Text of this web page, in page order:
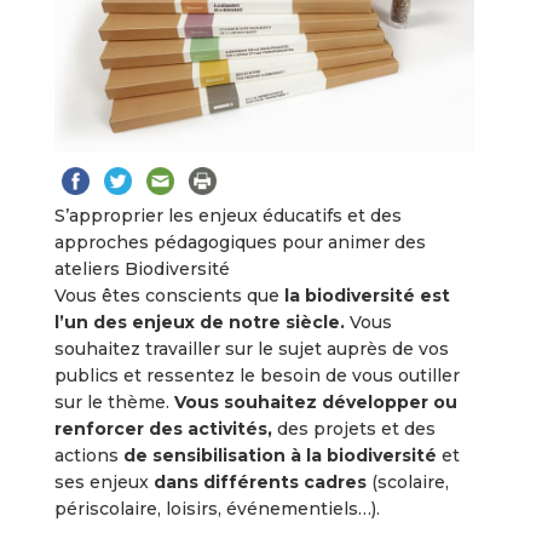
S’approprier les enjeux éducatifs et des
approches pédagogiques pour animer des
ateliers Biodiversité
Vous êtes conscients que la biodiversité est
l’un des enjeux de notre siècle.Vous
souhaitez travailler sur le sujet auprès de vos
publics et ressentez le besoin de vous outiller
sur le thème. Vous souhaitez développer ou
renforcer des activités,des projets et des
actions de sensibilisation à la biodiversité et
ses enjeux dans différents cadres(scolaire,
périscolaire, loisirs, événementiels…).